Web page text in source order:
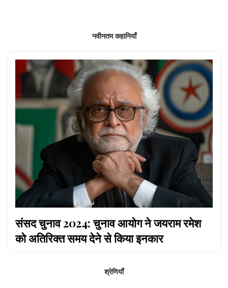
नवीनतम कहानियाँ
संसद चुनाव 2024: चुनाव आयोग ने जयराम रमेश
को अतिरिक्त समय देने से किया इनकार
श्रेणियाँ